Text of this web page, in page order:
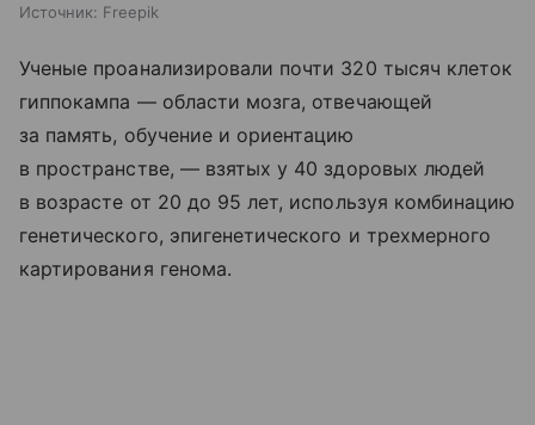
Источник: Freepik
Ученые проанализировали почти 320 тысяч клеток
гиппокампа — области мозга, отвечающей
за память, обучение и ориентацию
в пространстве, — взятых у 40 здоровых людей
в возрасте от 20 до 95 лет, используя комбинацию
генетического, эпигенетического и трехмерного
картирования генома.